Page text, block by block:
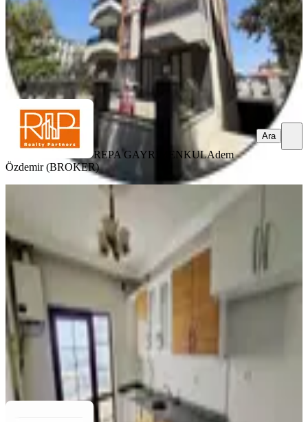
REPA GAYRİMENKULAdem Özdemir (BROKER)
Ara
REPA GAYRİMENKULAdem
Özdemir (BROKER)
Ara
Yeditepe Emlak'tan Şehitgazi De
Kiralık Daire !!!!!!!!
Şahinbey, Mavikent Mahallesi
3+1·140 m² ·2. Kat·
20.500 ₺
YEDİTEPE EMLAK HASAN AYAZ